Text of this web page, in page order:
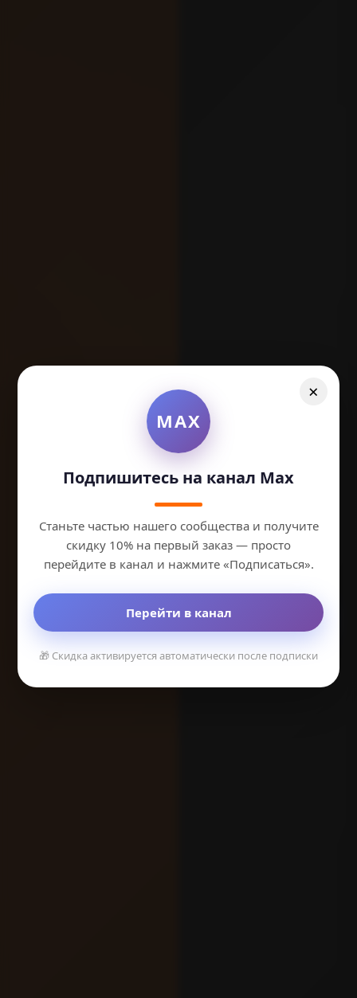
Экскурсии на
квадроциклах
в Анапе
Захватывающие приключения на мощных
квадроциклах с полной безопасностью
Позвонить
×
MAX
Подпишитесь на канал Max
Станьте частью нашего сообщества и получите
скидку 10% на первый заказ — просто
перейдите в канал и нажмите «Подписаться».
Перейти в канал
🎁 Скидка активируется автоматически после подписки